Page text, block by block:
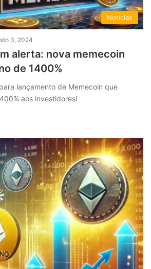
Notícias
3, 2024
alerta: nova memecoin
de 1400%
lançamento de Memecoin que
aos investidores!